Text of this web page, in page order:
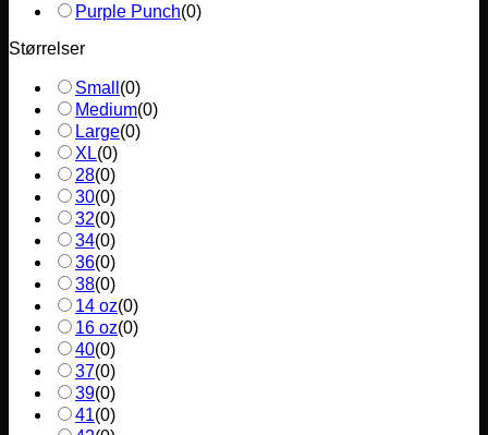
Purple Punch(0)
Størrelser
Small (0)
Medium(0)
Large(0)
XL(0)
28(0)
30(0)
32(0)
34(0)
36(0)
38(0)
14 oz(0)
16 oz(0)
40(0)
37(0)
39(0)
41(0)